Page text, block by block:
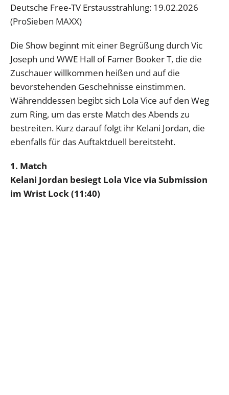
Deutsche Free-TV Erstausstrahlung: 19.02.2026
(ProSieben MAXX)
Die Show beginnt mit einer Begrüßung durch Vic
Joseph und WWE Hall of Famer Booker T, die die
Zuschauer willkommen heißen und auf die
bevorstehenden Geschehnisse einstimmen.
Währenddessen begibt sich Lola Vice auf den Weg
zum Ring, um das erste Match des Abends zu
bestreiten. Kurz darauf folgt ihr Kelani Jordan, die
ebenfalls für das Auftaktduell bereitsteht.
1. Match
Kelani Jordan besiegt Lola Vice via Submission
im Wrist Lock (11:40)